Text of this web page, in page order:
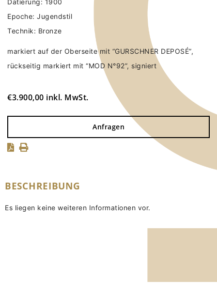
Datierung: 1900
Epoche: Jugendstil
Technik: Bronze
markiert auf der Oberseite mit “GURSCHNER DEPOSÉ”,
rückseitig markiert mit “MOD N°92”, signiert
€3.900,00 inkl. MwSt.
Anfragen
BESCHREIBUNG
Es liegen keine weiteren Informationen vor.